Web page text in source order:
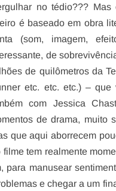
no tédio???
é baseado em obra
(som, imagem,
de
de quilômetros da
etc. etc. etc.) –
com Jessica
de drama, muito
que aqui aborrecem
tem realmente
manusear
e chegar a um